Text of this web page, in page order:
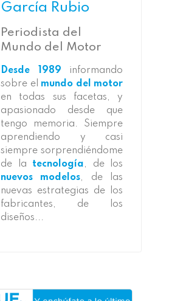
García Rubio
Periodista del
Mundo del Motor
Desde 1989 informando
sobre el mundo del motor
en todas sus facetas, y
apasionado desde que
tengo memoria. Siempre
aprendiendo y casi
siempre sorprendiéndome
de la tecnología, de los
nuevos modelos, de las
nuevas estrategias de los
fabricantes, de los
diseños...